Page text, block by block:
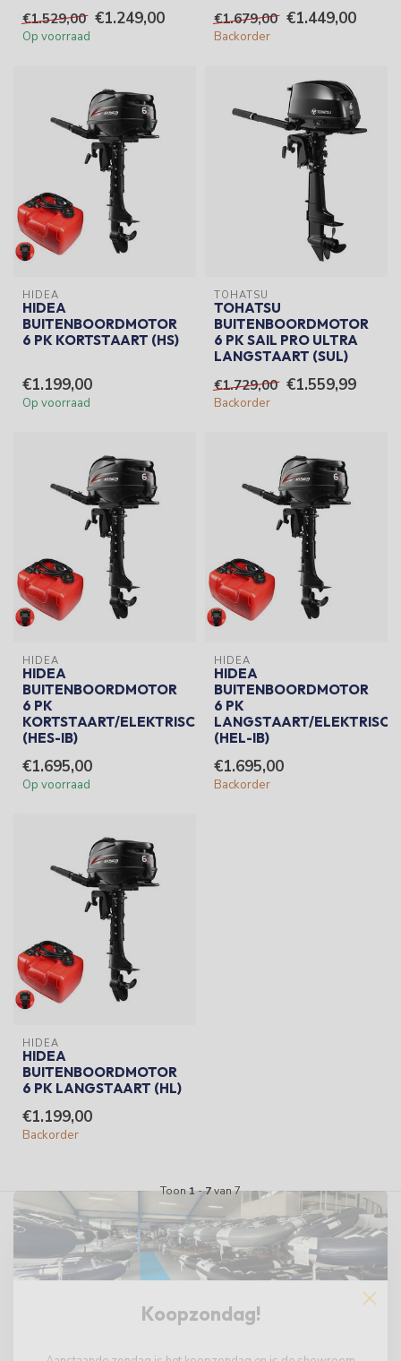
€1.529,00 €1.249,00
Op voorraad
€1.679,00 €1.449,00
Backorder
HIDEA
HIDEA
BUITENBOORDMOTOR
6 PK KORTSTAART (HS)
€1.199,00
Op voorraad
TOHATSU
TOHATSU
BUITENBOORDMOTOR
6 PK SAIL PRO ULTRA
LANGSTAART (SUL)
€1.729,00 €1.559,99
Backorder
HIDEA
HIDEA
BUITENBOORDMOTOR
6 PK
KORTSTAART/ELEKTRISCH
(HES-IB)
€1.695,00
Op voorraad
HIDEA
HIDEA
BUITENBOORDMOTOR
6 PK
LANGSTAART/ELEKTRISCH
(HEL-IB)
€1.695,00
Backorder
HIDEA
HIDEA
BUITENBOORDMOTOR
6 PK LANGSTAART (HL)
€1.199,00
Backorder
Toon1-7van 7
Koopzondag!